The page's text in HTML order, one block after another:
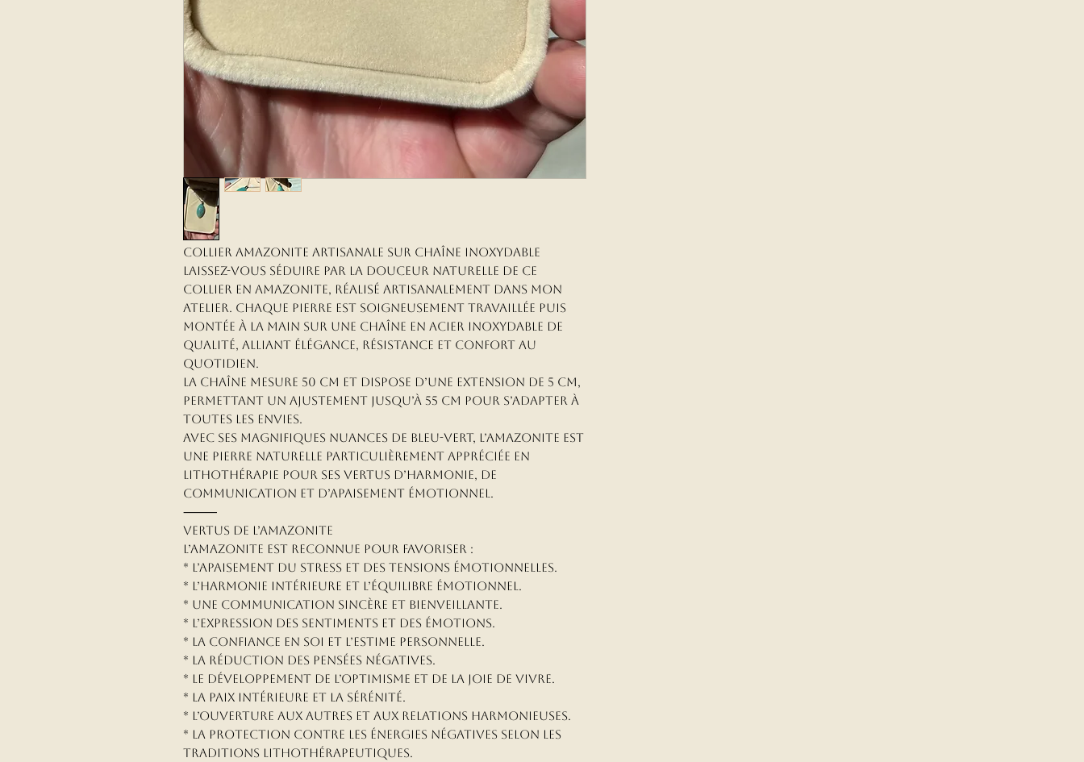
Collier Amazonite Artisanale sur Chaîne Inoxydable
Laissez-vous séduire par la douceur naturelle de ce
collier en Amazonite, réalisé artisanalement dans mon
atelier. Chaque pierre est soigneusement travaillée puis
montée à la main sur une chaîne en acier inoxydable de
qualité, alliant élégance, résistance et confort au
quotidien.
La chaîne mesure 50 cm et dispose d’une extension de 5 cm,
permettant un ajustement jusqu’à 55 cm pour s’adapter à
toutes les envies.
Avec ses magnifiques nuances de bleu-vert, l’Amazonite est
une pierre naturelle particulièrement appréciée en
lithothérapie pour ses vertus d’harmonie, de
communication et d’apaisement émotionnel.
⸻
Vertus de l’Amazonite
L’Amazonite est reconnue pour favoriser :
* L’apaisement du stress et des tensions émotionnelles.
* L’harmonie intérieure et l’équilibre émotionnel.
* Une communication sincère et bienveillante.
* L’expression des sentiments et des émotions.
* La confiance en soi et l’estime personnelle.
* La réduction des pensées négatives.
* Le développement de l’optimisme et de la joie de vivre.
* La paix intérieure et la sérénité.
* L’ouverture aux autres et aux relations harmonieuses.
* La protection contre les énergies négatives selon les
traditions lithothérapeutiques.